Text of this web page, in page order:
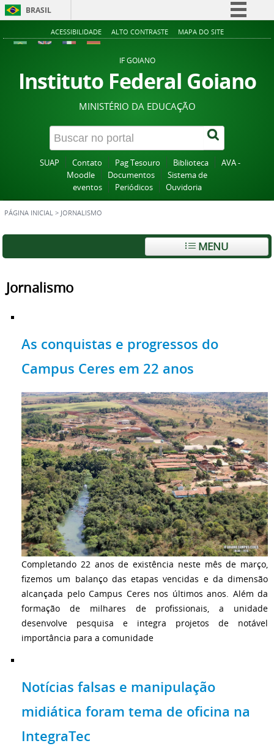
BRASIL
Simplifique!
Acesso à informação
Legislação
Canais
ACESSIBILIDADE ALTO CONTRASTE MAPA DO SITE
IF GOIANO
Instituto Federal Goiano
MINISTÉRIO DA EDUCAÇÃO
SUAP Contato Pag Tesouro Biblioteca
AVA -
Moodle
Documentos
Sistema de
eventos
Periódicos Ouvidoria
PÁGINA INICIAL > JORNALISMO
MENU
Jornalismo
As conquistas e progressos do
Campus Ceres em 22 anos
Completando 22 anos de existência neste mês de março,
fizemos um balanço das etapas vencidas e da dimensão
alcançada pelo Campus Ceres nos últimos anos. Além da
formação de milhares de profissionais, a unidade
desenvolve pesquisa e integra projetos de notável
importância para a comunidade
Notícias falsas e manipulação
midiática foram tema de oficina na
IntegraTec